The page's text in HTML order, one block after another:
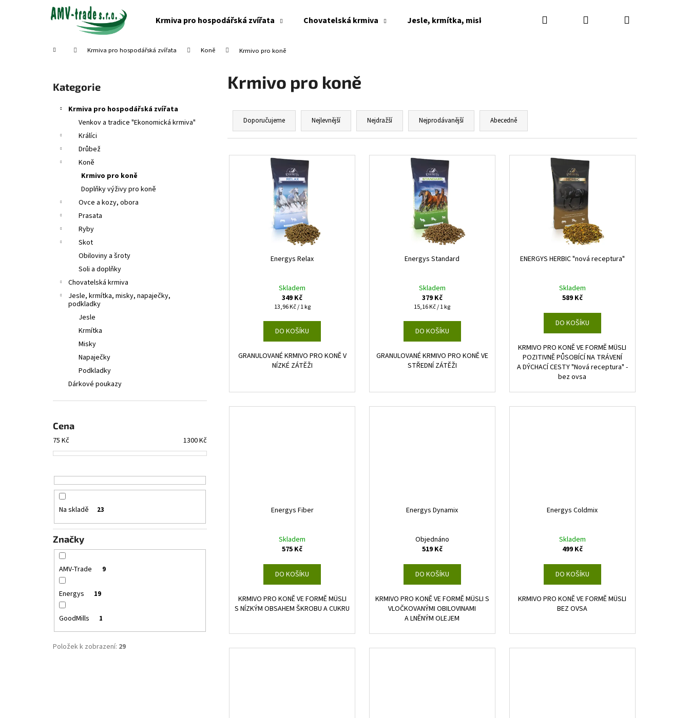
Krmiva pro hospodářská zvířata Chovatelská krmiva Jesle, krmítka, misky, napaječky, podkladky Dárkové poukazy
Hledat PřihlášeníNákupní
Domů Krmiva pro hospodářská zvířata Koně Krmivo pro koně
Přeskočit
kategorie
Kategorie
Krmiva pro hospodářská zvířata
Venkov a tradice "Ekonomická krmiva"
Králíci
Drůbež
Koně
Krmivo pro koně
Doplňky výživy pro koně
Ovce a kozy, obora
Prasata
Ryby
Skot
Obiloviny a šroty
Soli a doplňky
Chovatelská krmiva
Jesle, krmítka, misky, napaječky,
podkladky
Jesle
Krmítka
Misky
Napaječky
Podkladky
Dárkové poukazy
Cena
75 Kč 1300Kč
Na skladě 23
Značky
AMV-Trade 9
Energys 19
GoodMills 1
Položek k zobrazení: 29
Krmivo pro koně
Ř
z
Doporučujeme Nejlevnější Nejdražší Nejprodávanější Abecedně
V
Energys Relax
Skladem
349 Kč
Měrná
13,96 Kč / 1 kg
DO KOŠÍKU
GRANULOVANÉ KRMIVO PRO KONĚ V
NÍZKÉ ZÁTĚŽI
Energys Standard
Skladem
379 Kč
Měrná
15,16 Kč / 1 kg
DO KOŠÍKU
GRANULOVANÉ KRMIVO PRO KONĚ VE
STŘEDNÍ ZÁTĚŽI
ENERGYS HERBIC "nová receptura"
Skladem
589 Kč
DO KOŠÍKU
KRMIVO PRO KONĚ VE FORMĚ MÜSLI
POZITIVNĚ PŮSOBÍCÍ NA TRÁVENÍ
A DÝCHACÍ CESTY "Nová receptura" -
bez ovsa
Energys Fiber
Skladem
575 Kč
DO KOŠÍKU
KRMIVO PRO KONĚ VE FORMĚ MÜSLI
S NÍZKÝM OBSAHEM ŠKROBU A CUKRU
Energys Dynamix
Objednáno
519 Kč
DO KOŠÍKU
KRMIVO PRO KONĚ VE FORMĚ MÜSLI S
VLOČKOVANÝMI OBILOVINAMI
A LNĚNÝM OLEJEM
Energys Coldmix
Skladem
499 Kč
DO KOŠÍKU
KRMIVO PRO KONĚ VE FORMĚ MÜSLI
BEZ OVSA
Co potřebujete najít?
Doporučujeme